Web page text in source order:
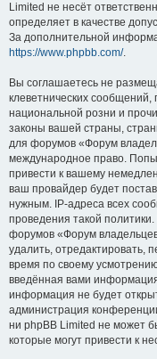
Limited не несёт
определяет в качестве
За дополнительной
https://www.phpbb.com/.
Вы соглашаетесь не
клеветнических
национальной розни и
законы вашей страны,
для форумов «Форум
международное право.
привести к вашему
ваш провайдер будет
нужным. IP-адреса всех
проведения такой
форумов «Форум
удалить, отредактировать,
время по своему
введённая вами
информация не будет
администрация
ни phpBB Limited не может
которые могут привести к